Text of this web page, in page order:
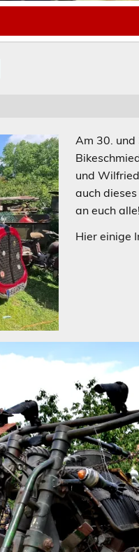
Am 30.
und
auch
an euch alle!
Hier einige